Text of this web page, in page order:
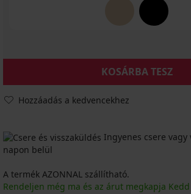
KOSÁRBA TESZ
Hozzáadás a kedvencekhez
Ingyenes csere vagy
napon belül
A termék AZONNAL szállítható.
Rendeljen még ma és az árut megkapja Kedd